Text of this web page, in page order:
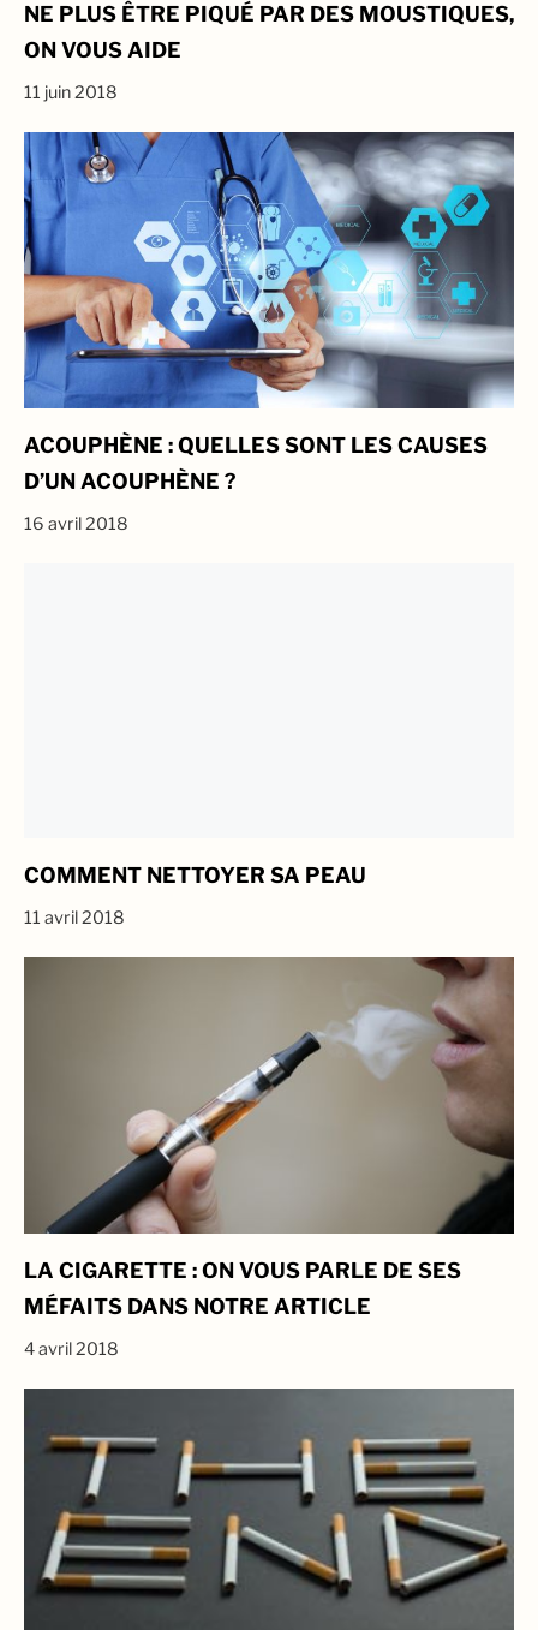
NE PLUS ÊTRE PIQUÉ PAR DES MOUSTIQUES,
ON VOUS AIDE
11 juin 2018
ACOUPHÈNE : QUELLES SONT LES CAUSES
D’UN ACOUPHÈNE ?
16 avril 2018
COMMENT NETTOYER SA PEAU
11 avril 2018
LA CIGARETTE : ON VOUS PARLE DE SES
MÉFAITS DANS NOTRE ARTICLE
4 avril 2018